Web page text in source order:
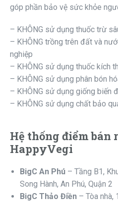
góp phần bảo vệ sức khỏe
– KHÔNG sử dụng thuốc trừ
– KHÔNG trồng trên đất và
nghiệp
– KHÔNG sử dụng thuốc kích
– KHÔNG sử dụng phân bón
– KHÔNG sử dụng giống biến
– KHÔNG sử dụng chất bảo
Hệ thống điểm bán
HappyVegi
BigC An Phú – Tầng B1,
Song Hành, An Phú, Quận 2
BigC Thảo Điền – Tòa nhà,